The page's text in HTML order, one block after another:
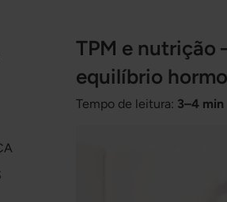
TPM e nutrição
equilíbrio
Tempo de leitura: 3–4 min